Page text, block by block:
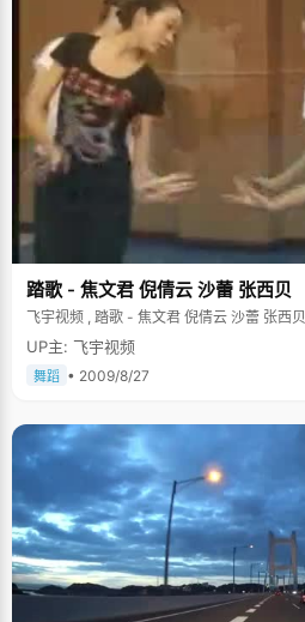
踏歌 - 焦文君 倪倩云 沙蕾 张西贝
飞宇视频 , 踏歌 - 焦文君 倪倩云 沙蕾 张西贝
UP主: 飞宇视频
舞蹈 • 2009/8/27